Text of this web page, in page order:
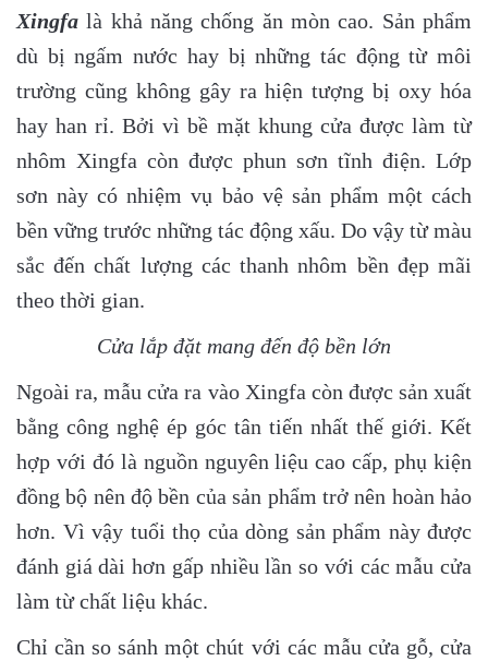
Xingfa là khả năng chống ăn mòn cao. Sản phẩm
dù bị ngấm nước hay bị những tác động từ môi
trường cũng không gây ra hiện tượng bị oxy hóa
hay han rỉ. Bởi vì bề mặt khung cửa được làm từ
nhôm Xingfa còn được phun sơn tĩnh điện. Lớp
sơn này có nhiệm vụ bảo vệ sản phẩm một cách
bền vững trước những tác động xấu. Do vậy từ màu
sắc đến chất lượng các thanh nhôm bền đẹp mãi
theo thời gian.
Cửa lắp đặt mang đến độ bền lớn
Ngoài ra, mẫu cửa ra vào Xingfa còn được sản xuất
bằng công nghệ ép góc tân tiến nhất thế giới. Kết
hợp với đó là nguồn nguyên liệu cao cấp, phụ kiện
đồng bộ nên độ bền của sản phẩm trở nên hoàn hảo
hơn. Vì vậy tuổi thọ của dòng sản phẩm này được
đánh giá dài hơn gấp nhiều lần so với các mẫu cửa
làm từ chất liệu khác.
Chỉ cần so sánh một chút với các mẫu cửa gỗ, cửa